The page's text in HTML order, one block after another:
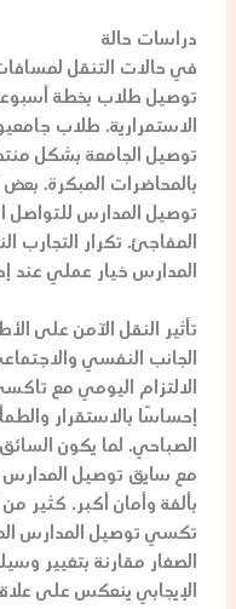
دراسات حالة
في حالات التنقل
توصيل طلاب بخطة
الاستمرارية. طلاب
توصيل الجامعةبشكل
بالمحاضرات المبكرة. بعض
توصيل المدارسللتواصل
المفاجئ. تكرار التجارب
المدارسخيار عملي عند
تأثير النقل الآمن على
الجانب النفسي
الالتزام اليومي مع
إحساسًا بالاستقرار
الصباحي. لما يكون
مع سايق توصيل المدارس
بألفة وأمان أكبر. كثير
تكسي توصيل المدارس
الصغار مقارنة بتغيير
الإيجابي ينعكس على